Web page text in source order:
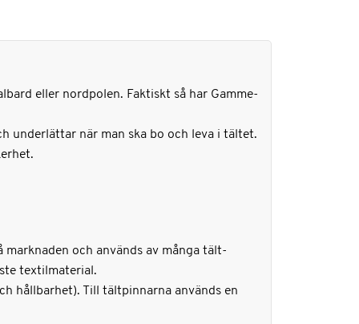
eller nordpolen. Faktiskt så har Gamme-
underlättar när man ska bo och leva i tältet.
och används av många tält-
textilmaterial.
hållbarhet). Till tältpinnarna används en